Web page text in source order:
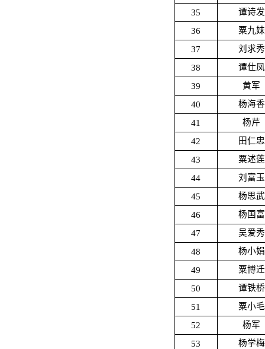
35 谭诗发
36 粟九妹
37 刘求秀
38 谭仕凤
39 黄军
40 杨海香
41 杨芹
42 田仁忠
43 粟述莲
44 刘富玉
45 杨思武
46 杨国富
47 吴爱秀
48 杨小娟
49 粟博迁
50 谭铁桥
51 粟小毛
52 杨军
53 杨学梅